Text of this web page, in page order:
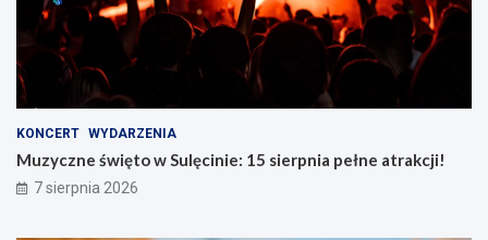
KONCERT WYDARZENIA
Muzyczne święto w Sulęcinie: 15 sierpnia pełne atrakcji!
7 sierpnia 2026